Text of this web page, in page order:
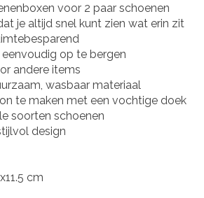
voor 2 paar schoenen
je altijd snel kunt zien wat erin zit
op te bergen
andere items
wasbaar materiaal
te maken met een vochtige doek
soorten schoenen
design
cm